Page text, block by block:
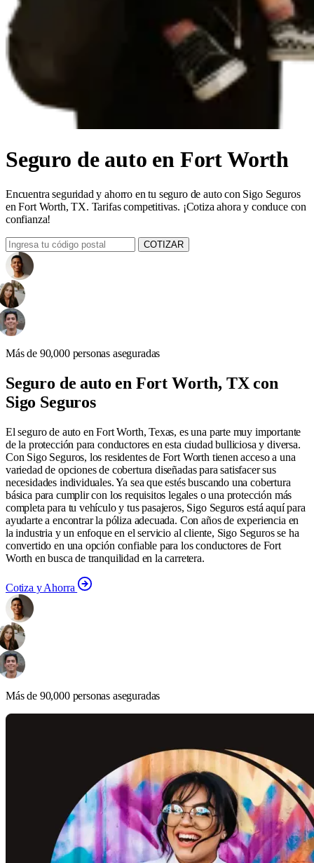
Seguro de auto en Fort Worth
Encuentra seguridad y ahorro en tu seguro de auto con Sigo Seguros
en Fort Worth, TX. Tarifas competitivas. ¡Cotiza ahora y conduce con
confianza!
COTIZAR
Más de 90,000 personas aseguradas
Seguro de auto en Fort Worth, TX con
Sigo Seguros
El seguro de auto en Fort Worth, Texas, es una parte muy importante
de la protección para conductores en esta ciudad bulliciosa y diversa.
Con Sigo Seguros, los residentes de Fort Worth tienen acceso a una
variedad de opciones de cobertura diseñadas para satisfacer sus
necesidades individuales. Ya sea que estés buscando una cobertura
básica para cumplir con los requisitos legales o una protección más
completa para tu vehículo y tus pasajeros, Sigo Seguros está aquí para
ayudarte a encontrar la póliza adecuada. Con años de experiencia en
la industria y un enfoque en el servicio al cliente, Sigo Seguros se ha
convertido en una opción confiable para los conductores de Fort
Worth en busca de tranquilidad en la carretera.
Cotiza y Ahorra
Más de 90,000 personas aseguradas